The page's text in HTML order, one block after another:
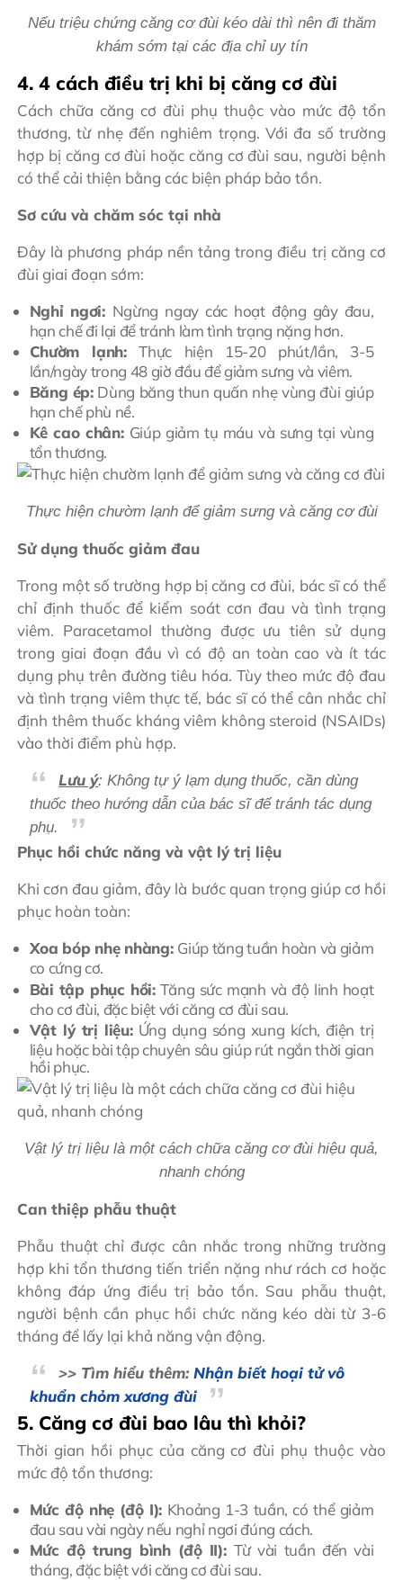
Nếu triệu chứng căng cơ đùi kéo dài thì nên đi thăm
khám sớm tại các địa chỉ uy tín
4. 4 cách điều trị khi bị căng cơ đùi
Cách chữa căng cơ đùi phụ thuộc vào mức độ tổn
thương, từ nhẹ đến nghiêm trọng. Với đa số trường
hợp bị căng cơ đùi hoặc căng cơ đùi sau, người bệnh
có thể cải thiện bằng các biện pháp bảo tồn.
Sơ cứu và chăm sóc tại nhà
Đây là phương pháp nền tảng trong điều trị căng cơ
đùi giai đoạn sớm:
Nghỉ ngơi: Ngừng ngay các hoạt động gây đau,
hạn chế đi lại để tránh làm tình trạng nặng hơn.
Chườm lạnh:Thực hiện 15-20 phút/lần, 3-5
lần/ngày trong 48 giờ đầu để giảm sưng và viêm.
Băng ép:Dùng băng thun quấn nhẹ vùng đùi giúp
hạn chế phù nề.
Kê cao chân: Giúp giảm tụ máu và sưng tại vùng
tổn thương.
Thực hiện chườm lạnh để giảm sưng và căng cơ đùi
Sử dụng thuốc giảm đau
Trong một số trường hợp bị căng cơ đùi, bác sĩ có thể
chỉ định thuốc để kiểm soát cơn đau và tình trạng
viêm. Paracetamol thường được ưu tiên sử dụng
trong giai đoạn đầu vì có độ an toàn cao và ít tác
dụng phụ trên đường tiêu hóa. Tùy theo mức độ đau
và tình trạng viêm thực tế, bác sĩ có thể cân nhắc chỉ
định thêm thuốc kháng viêm không steroid (NSAIDs)
vào thời điểm phù hợp.
Lưu ý: Không tự ý lạm dụng thuốc, cần dùng
thuốc theo hướng dẫn của bác sĩ để tránh tác dụng
phụ.
Phục hồi chức năng và vật lý trị liệu
Khi cơn đau giảm, đây là bước quan trọng giúp cơ hồi
phục hoàn toàn:
Xoa bóp nhẹ nhàng: Giúp tăng tuần hoàn và giảm
co cứng cơ.
Bài tập phục hồi:Tăng sức mạnh và độ linh hoạt
cho cơ đùi, đặc biệt với căng cơ đùi sau.
Vật lý trị liệu:Ứng dụng sóng xung kích, điện trị
liệu hoặc bài tập chuyên sâu giúp rút ngắn thời gian
hồi phục.
Vật lý trị liệu là một cách chữa căng cơ đùi hiệu quả,
nhanh chóng
Can thiệp phẫu thuật
Phẫu thuật chỉ được cân nhắc trong những trường
hợp khi tổn thương tiến triển nặng như rách cơ hoặc
không đáp ứng điều trị bảo tồn. Sau phẫu thuật,
người bệnh cần phục hồi chức năng kéo dài từ 3-6
tháng để lấy lại khả năng vận động.
>> Tìm hiểu thêm:Nhận biết hoại tử vô
khuẩn chỏm xương đùi
5. Căng cơ đùi bao lâu thì khỏi?
Thời gian hồi phục của căng cơ đùi phụ thuộc vào
mức độ tổn thương:
Mức độ nhẹ (độ I):Khoảng 1-3 tuần, có thể giảm
đau sau vài ngày nếu nghỉ ngơi đúng cách.
Mức độ trung bình (độ II):Từ vài tuần đến vài
tháng, đặc biệt với căng cơ đùi sau.